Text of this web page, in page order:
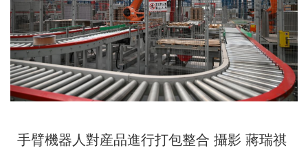
手臂機器人對産品進行打包整合 攝影 蔣瑞祺